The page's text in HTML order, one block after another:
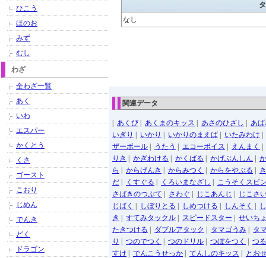
なし
関連データ
あくび あくまのキッス あさのひざし
あ
いぎり
いかり いかりのまえば いたみわけ
ザーボール
うたう エコーボイス えんまく
りき
かぎわける かくばる かげぶんしん
ら
からげんき からみつく からをやぶる
だ
くすぐる くろいまなざし
こうそくスピ
さばきのつぶて
さわぐ じこあんじ
じこさ
じばく
しぼりとる しめつける しんそく
き
すてみタックル スピードスター
せいち
たきつける
ダブルアタック タマゴうみ
タ
り
つのでつく つのドリル つぼをつく
つ
すけ
でんこうせっか てんしのキッス
とお
ひこう
ほのお
みず
むし
わざ
全わざ一覧
あく
いわ
エスパー
かくとう
くさ
ゴースト
こおり
じめん
でんき
どく
ドラゴン